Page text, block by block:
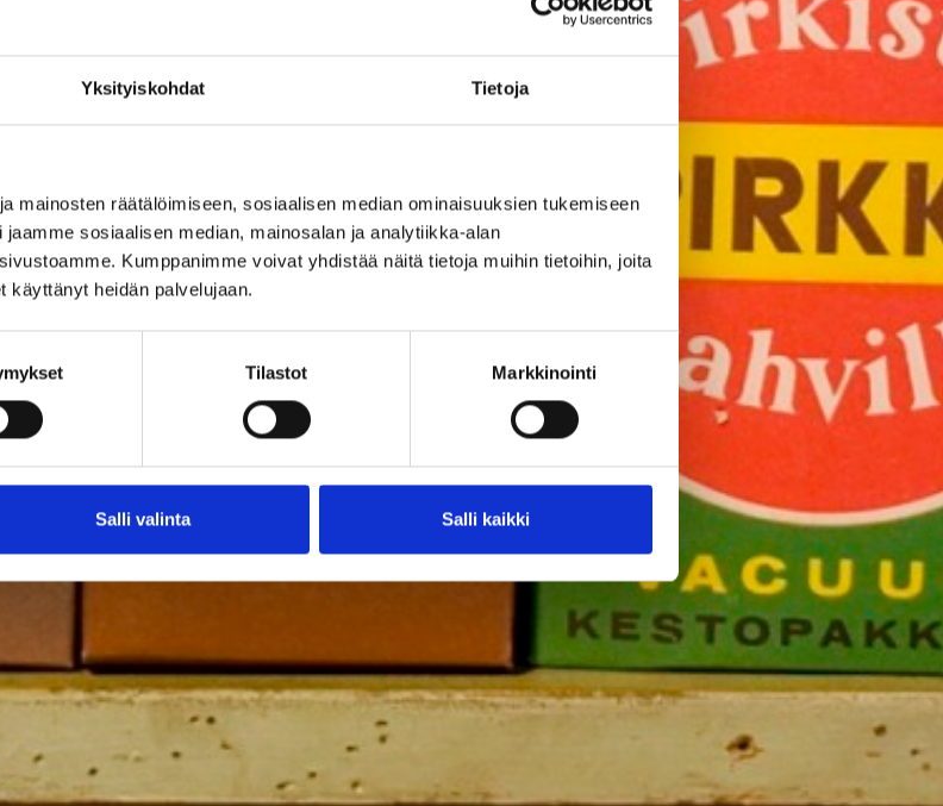
Yksityiskohdat Tietoja
mainosten räätälöimiseen, sosiaalisen median ominaisuuksien tukemiseen
sosiaalisen median, mainosalan ja analytiikka-alan
Kumppanimme voivat yhdistää näitä tietoja muihin tietoihin, joita
käyttänyt heidän palvelujaan.
Tilastot Markkinointi
Salli valinta Salli kaikki